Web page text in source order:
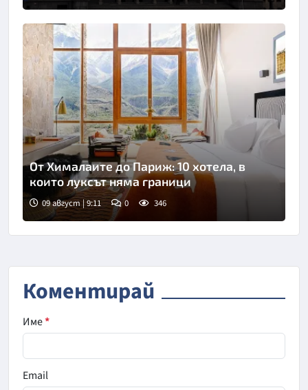
От Хималаите до Париж: 10 хотела, в
които луксът няма граници
09 август | 9:11 0 346
Коментирай
Име*
Email